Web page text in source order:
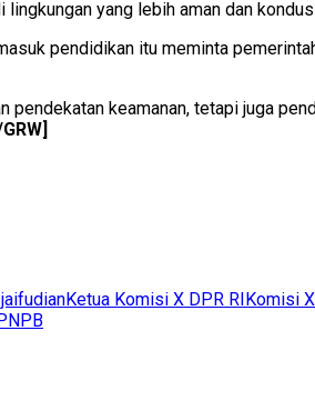
yang lebih aman dan
pendidikan itu meminta
pendekatan keamanan, tetapi juga
Ketua Komisi X DPR RI Komisi